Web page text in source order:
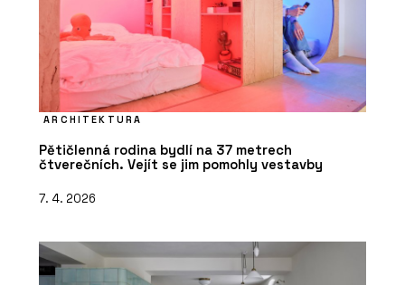
ARCHITEKTURA
Pětičlenná rodina bydlí na 37 metrech
čtverečních. Vejít se jim pomohly vestavby
7. 4. 2026